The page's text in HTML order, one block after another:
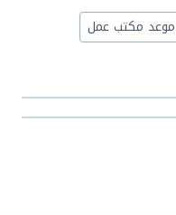
موعد مكتب عمل